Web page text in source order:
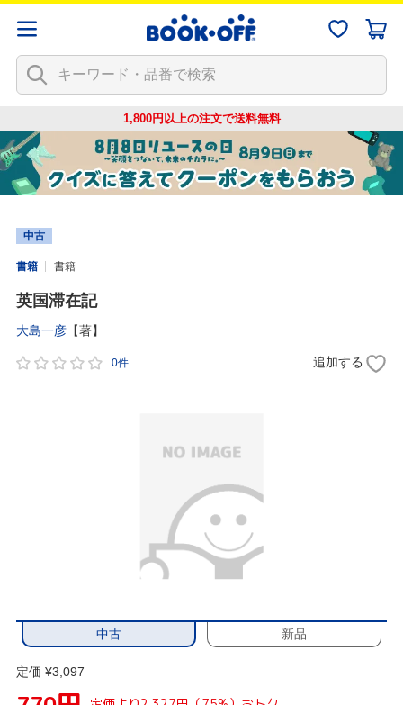
1,800円以上の注文で送料無料
中古
書籍 書籍
英国滞在記
大島一彦 【著】
0件 追加する
中古 新品
定価 ¥3,097